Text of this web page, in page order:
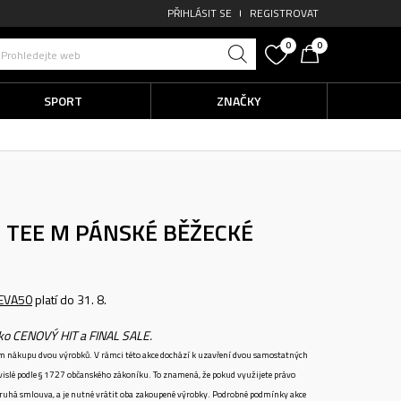
PŘIHLÁSIT SE REGISTROVAT
Prohledejte web
0 0
SPORT ZNAČKY
M PÁNSKÉ BĚŽECKÉ
platí do 31. 8.
HIT a FINAL SALE.
nákupu dvou výrobků. V rámci této akce dochází k uzavření dvou samostatných
podle § 1727 občanského zákoníku. To znamená, že pokud využijete právo
smlouva, a je nutné vrátit oba zakoupené výrobky. Podrobné podmínky akce